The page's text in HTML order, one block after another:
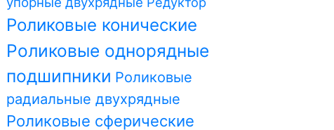
Роликовые конические
Роликовые однорядные
подшипники Роликовые
радиальные двухрядные
Роликовые сферические